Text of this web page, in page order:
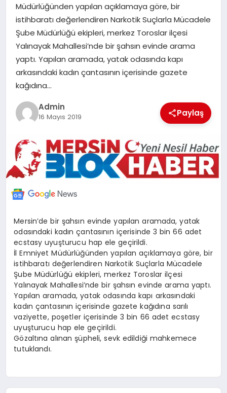
SANAT
POLITIKA
YAŞAM
SPOR
KÜNYE
Müdürlüğünden yapılan açıklamaya göre, bir
istihbaratı değerlendiren Narkotik Suçlarla Mücadele
Şube Müdürlüğü ekipleri, merkez Toroslar ilçesi
Yalınayak Mahallesi’nde bir şahsın evinde arama
yaptı. Yapılan aramada, yatak odasında kapı
arkasındaki kadın çantasının içerisinde gazete
kağıdına…
Admin
16 Mayıs 2019 Paylaş
Mersin’de bir şahsın evinde yapılan aramada, yatak
odasındaki kadın çantasının içerisinde 3 bin 66 adet
ecstasy uyuşturucu hap ele geçirildi.
İl Emniyet Müdürlüğünden yapılan açıklamaya göre, bir
istihbaratı değerlendiren Narkotik Suçlarla Mücadele
Şube Müdürlüğü ekipleri, merkez Toroslar ilçesi
Yalınayak Mahallesi’nde bir şahsın evinde arama yaptı.
Yapılan aramada, yatak odasında kapı arkasındaki
kadın çantasının içerisinde gazete kağıdına sarılı
vaziyette, poşetler içerisinde 3 bin 66 adet ecstasy
uyuşturucu hap ele geçirildi.
Gözaltına alınan şüpheli, sevk edildiği mahkemece
tutuklandı.